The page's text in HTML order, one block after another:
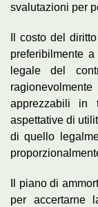
svalutazioni per
Il costo del
preferibilmente
legale del
apprezzabili in
aspettative di
di quello
Il piano di
per accertarne